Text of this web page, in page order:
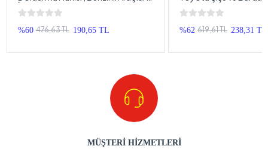
İçin Benzin Aktarma Hunisi
%60 476,63 TL 190,65 TL
Toyota Logolu Oto
Altlığı
%62 619,61 TL 238,31 TL
MÜŞTERİ HİZMETLERİ